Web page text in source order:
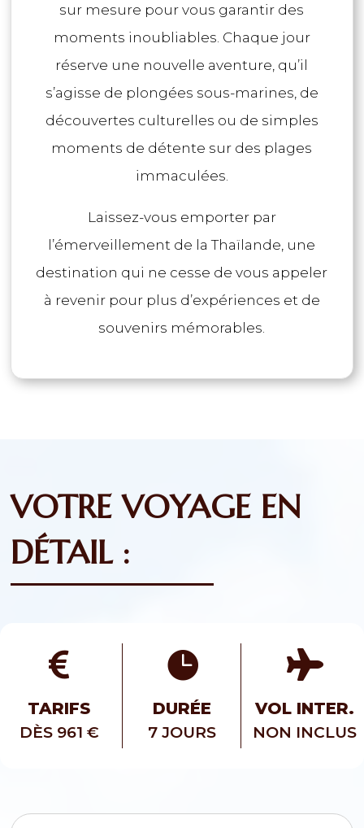
sur mesure pour vous garantir des
moments inoubliables. Chaque jour
réserve une nouvelle aventure, qu’il
s’agisse de plongées sous-marines, de
découvertes culturelles ou de simples
moments de détente sur des plages
immaculées.
Laissez-vous emporter par
l’émerveillement de la Thaïlande, une
destination qui ne cesse de vous appeler
à revenir pour plus d’expériences et de
souvenirs mémorables.
VOTRE VOYAGE EN
DÉTAIL :

TARIFS
DÈS 961 €

DURÉE
7 JOURS

VOL INTER.
NON INCLUS